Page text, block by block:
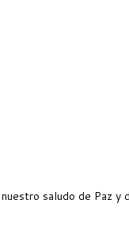
saludo de Paz y